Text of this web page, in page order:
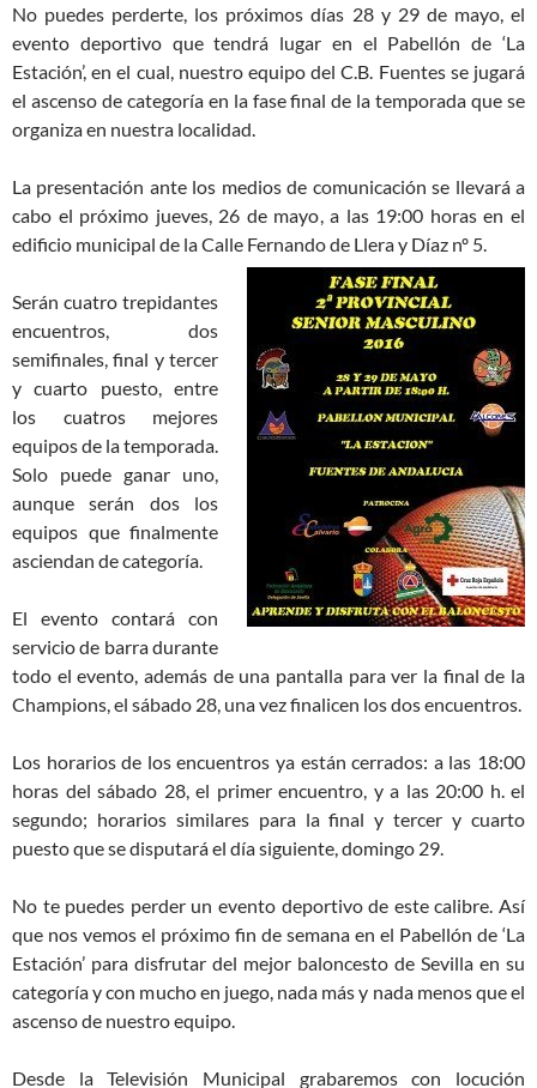
No puedes perderte, los próximos días 28 y 29 de mayo, el
evento deportivo que tendrá lugar en el Pabellón de ‘La
Estación’, en el cual, nuestro equipo del C.B. Fuentes se jugará
el ascenso de categoría en la fase final de la temporada que se
organiza en nuestra localidad.
La presentación ante los medios de comunicación se llevará a
cabo el próximo jueves, 26 de mayo, a las 19:00 horas en el
edificio municipal de la Calle Fernando de Llera y Díaz nº 5.
Serán cuatro trepidantes
encuentros, dos
semifinales, final y tercer
y cuarto puesto, entre
los cuatros mejores
equipos de la temporada.
Solo puede ganar uno,
aunque serán dos los
equipos que finalmente
asciendan de categoría.
El evento contará con
servicio de barra durante
todo el evento, además de una pantalla para ver la final de la
Champions, el sábado 28, una vez finalicen los dos encuentros.
Los horarios de los encuentros ya están cerrados: a las 18:00
horas del sábado 28, el primer encuentro, y a las 20:00 h. el
segundo; horarios similares para la final y tercer y cuarto
puesto que se disputará el día siguiente, domingo 29.
No te puedes perder un evento deportivo de este calibre. Así
que nos vemos el próximo fin de semana en el Pabellón de ‘La
Estación’ para disfrutar del mejor baloncesto de Sevilla en su
categoría y con mucho en juego, nada más y nada menos que el
ascenso de nuestro equipo.
Desde la Televisión Municipal grabaremos con locución